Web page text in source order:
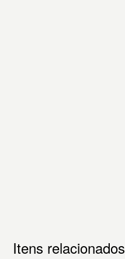
Itens relacionados